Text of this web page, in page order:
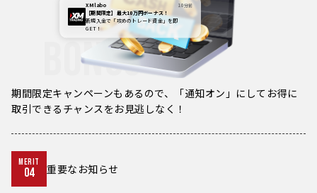
BONUS
XM labo 10分前
【期間限定】最大10万円ボーナス！
新規入金で「攻めのトレード資金」を即
GET！
期間限定キャンペーンもあるので、「通知オン」にしてお得に
取引できるチャンスをお見逃しなく！
MERIT
04 重要なお知らせ